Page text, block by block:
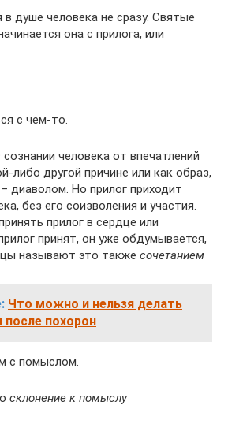
душе человека не сразу. Святые
она с прилога, или
с чем-то.
человека от впечатлений
либо другой причине или как образ,
диаволом. Но прилог приходит
без его соизволения и участия.
прилог в сердце или
принят, он уже обдумывается,
называют это также сочетанием
Что можно и нельзя делать
после похорон
с помыслом.
склонение к помыслу